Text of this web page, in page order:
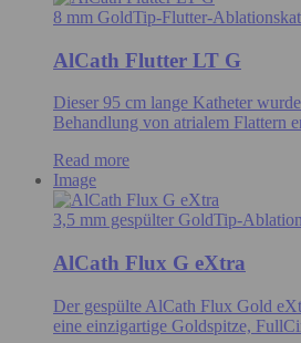
8 mm GoldTip-Flutter-
AlCath Flutter LT G
Dieser 95 cm lange Katheter
Behandlung von atrialem Flattern
Read more
Image
3,5 mm gespülter GoldTip-
AlCath Flux G eXtra
Der gespülte AlCath Flux Gold
eine einzigartige Goldspitze,